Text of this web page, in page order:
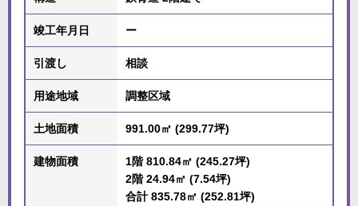
竣工年月日 ー
引渡し 相談
用途地域 調整区域
土地面積 991.00㎡ (299.77坪)
建物面積
1階 810.84㎡ (245.27坪)
2階 24.94㎡ (7.54坪)
合計 835.78㎡ (252.81坪)